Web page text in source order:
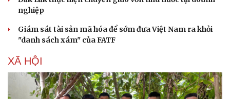
nghiệp
Giám sát tài sản mã hóa để sớm đưa Việt Nam ra khỏi
"danh sách xám" của FATF
XÃ HỘI